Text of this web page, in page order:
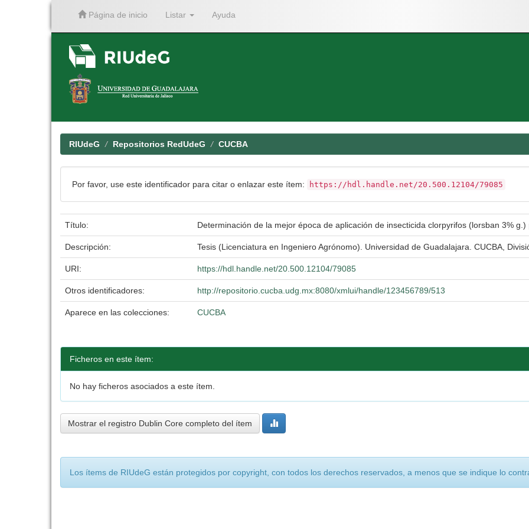
Página de inicio Listar Ayuda
RIUdeG Repositorios RedUdeG CUCBA
Por favor, use este identificador para citar o enlazar este ítem: https://hdl.handle.net/20.500.12104/79085
Título: Determinación de la mejor época de aplicación de insecticida clorpyrifos (lorsban 3%
Descripción: Tesis (Licenciatura en Ingeniero Agrónomo). Universidad de Guadalajara. CUCBA,
URI: https://hdl.handle.net/20.500.12104/79085
Otros identificadores: http://repositorio.cucba.udg.mx:8080/xmlui/handle/123456789/513
Aparece en las colecciones: CUCBA
Ficheros en este ítem:
No hay ficheros asociados a este ítem.
Mostrar el registro Dublin Core completo del ítem
Los ítems de RIUdeG están protegidos por copyright, con todos los derechos reservados, a menos que se indique lo